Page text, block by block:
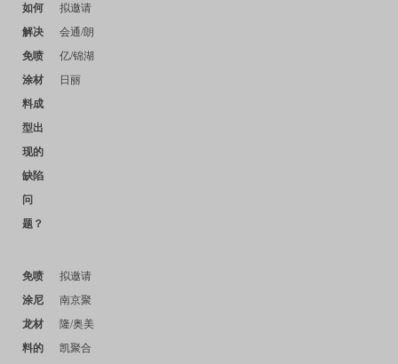
如何
解决
免喷
涂材
料成
型出
现的
缺陷
问
题？
拟邀请
会通/朗
亿/锦湖
日丽
免喷
涂尼
龙材
料的
拟邀请
南京聚
隆/奥美
凯聚合